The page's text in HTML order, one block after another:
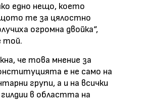
едно нещо, което
те за цялостно
огромна двойка“,
той.
че това мнение за
е не само на
групи, а и на всички
в областта на